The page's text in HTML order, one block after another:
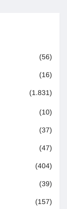
(56)
(16)
(1.831)
(10)
(37)
(47)
(404)
(39)
(157)